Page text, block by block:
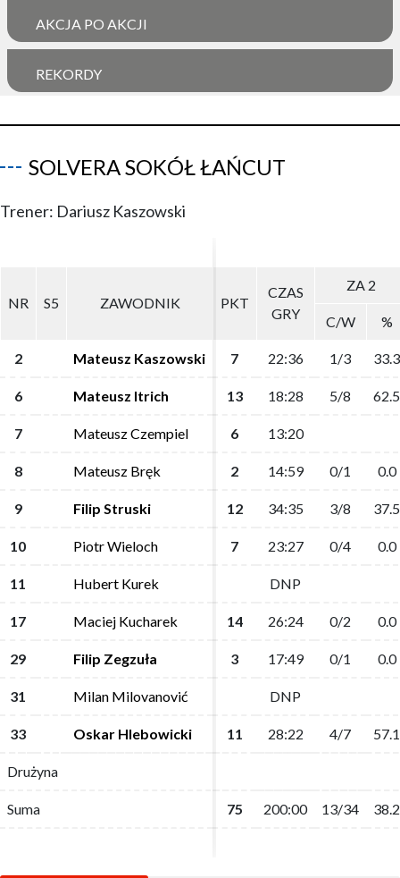
AKCJA PO AKCJI
REKORDY
SOLVERA SOKÓŁ ŁAŃCUT
Trener: Dariusz Kaszowski
NR S5 ZAWODNIK PKT
CZAS
GRY
ZA 2
C/W %
2 Mateusz Kaszowski 7 22:36 1/3 33.3
6 Mateusz Itrich 13 18:28 5/8 62.5
7 Mateusz Czempiel 6 13:20
8 Mateusz Bręk 2 14:59 0/1 0.0
9 Filip Struski 12 34:35 3/8 37.5
10 Piotr Wieloch 7 23:27 0/4 0.0
11 Hubert Kurek DNP
17 Maciej Kucharek 14 26:24 0/2 0.0
29 Filip Zegzuła 3 17:49 0/1 0.0
31 Milan Milovanović DNP
33 Oskar Hlebowicki 11 28:22 4/7 57.1
Drużyna
Suma 75 200:00 13/34 38.2
NR S5 ZAWODNIK PKT
CZAS
GRY
ZA 2
C/W %
2 Mateusz Kaszowski 7 22:36 1/3 33.3
6 Mateusz Itrich 13 18:28 5/8 62.5
7 Mateusz Czempiel 6 13:20
8 Mateusz Bręk 2 14:59 0/1 0.0
9 Filip Struski 12 34:35 3/8 37.5
10 Piotr Wieloch 7 23:27 0/4 0.0
11 Hubert Kurek DNP
17 Maciej Kucharek 14 26:24 0/2 0.0
29 Filip Zegzuła 3 17:49 0/1 0.0
31 Milan Milovanović DNP
33 Oskar Hlebowicki 11 28:22 4/7 57.1
Drużyna
Suma 75 200:00 13/34 38.2